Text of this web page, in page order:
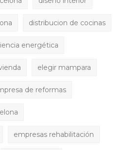
distribucion de cocinas
energética
elegir mampara
de reformas
empresas rehabilitación